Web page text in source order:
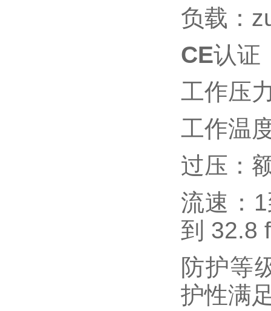
负载：
CE认证
工作压
工作温
过压：
流速：
到 32.8
防护等
护性满